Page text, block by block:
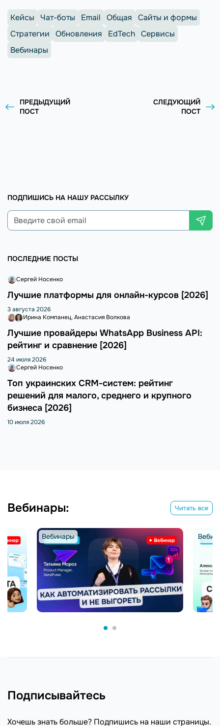
Кейсы Чат-боты Email Общая
Сайты и формы
Стратегии
Обновления EdTech Сервисы
Вебинары
ПРЕДЫДУЩИЙ
ПОСТ
СЛЕДУЮЩИЙ
ПОСТ
ПОДПИШИСЬ НА НАШУ РАССЫЛКУ
ПОСЛЕДНИЕ ПОСТЫ
Сергей Носенко
Лучшие платформы для онлайн-курсов [2026]
3 августа 2026
Ирина Компанец Анастасия Волкова
Лучшие провайдеры WhatsApp Business API:
рейтинг и сравнение [2026]
24 июля 2026
Сергей Носенко
Топ украинских CRM-систем: рейтинг
решений для малого, среднего и крупного
бизнеса [2026]
10 июля 2026
Вебинары: Читать все
Вебинары
Подписывайтесь
Хочешь знать больше? Подпишись на наши страницы.